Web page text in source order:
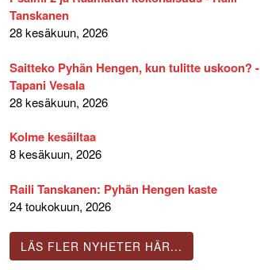
Tanskanen
28 kesäkuun, 2026
Saitteko Pyhän Hengen, kun tulitte uskoon? -
Tapani Vesala
28 kesäkuun, 2026
Kolme kesäiltaa
8 kesäkuun, 2026
Raili Tanskanen: Pyhän Hengen kaste
24 toukokuun, 2026
LÄS FLER NYHETER HÄR...